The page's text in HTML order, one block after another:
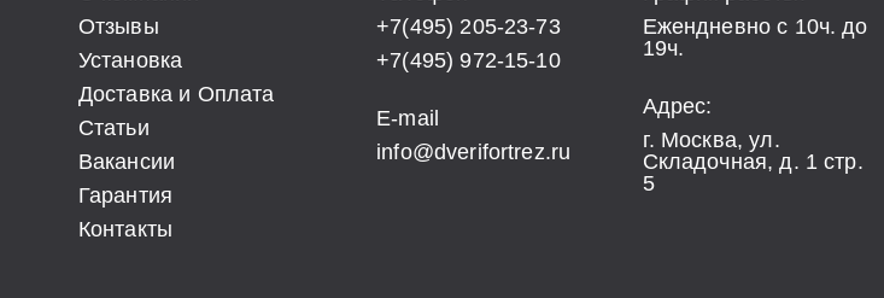
Отзывы
Установка
Доставка и Оплата
Статьи
Вакансии
Гарантия
Контакты
+7(495) 205-23-73
+7(495) 972-15-10
E-mail
info@dverifortrez.ru
Ежендневно с 10ч. до
19ч.
Адрес:
г. Москва, ул.
Складочная, д. 1 стр.
5